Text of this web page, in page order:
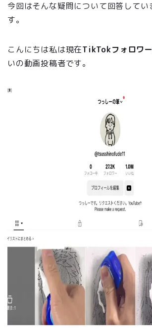
今回はそんな疑問について回答してい
す。
こんにちは私は現在TikTokフォロワ
いの動画投稿者です。